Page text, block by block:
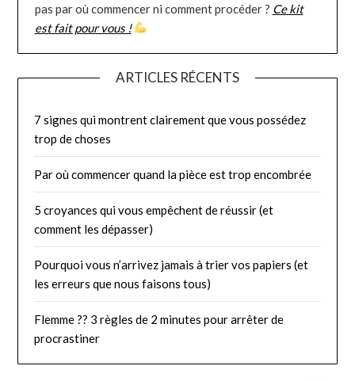
pas par où commencer ni comment procéder ? Ce kit
est fait pour vous !
ARTICLES RÉCENTS
7 signes qui montrent clairement que vous possédez
trop de choses
Par où commencer quand la pièce est trop encombrée
5 croyances qui vous empêchent de réussir (et
comment les dépasser)
Pourquoi vous n’arrivez jamais à trier vos papiers (et
les erreurs que nous faisons tous)
Flemme ?? 3 règles de 2 minutes pour arrêter de
procrastiner